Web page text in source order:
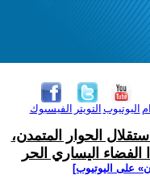
الفيسبوك التويتر اليوتيوب
الحوار المتمدن،
اليساري الحر
على اليوتيوب]